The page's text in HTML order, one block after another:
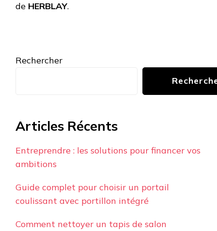
de HERBLAY.
Rechercher
Articles Récents
Entreprendre : les solutions pour financer vos
ambitions
Guide complet pour choisir un portail
coulissant avec portillon intégré
Comment nettoyer un tapis de salon